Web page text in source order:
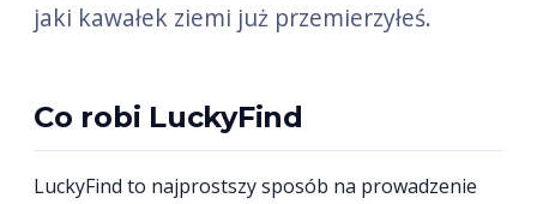
jaki kawałek ziemi już przemierzyłeś.
Co robi LuckyFind
LuckyFind to najprostszy sposób na prowadzenie